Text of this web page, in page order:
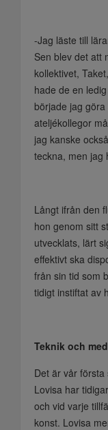
-Jag läste till
Sen blev det att
kollektivet,
hade de en
började jag
ateljékollegor
jag kanske
teckna, men jag
Långt ifrån den
hon genom sitt
utvecklats, lärt
effektivt ska
från sin tid som
tidigt instiftat av
Teknik och
Det är vår
Lovisa har
och vid varje
konst. Lovisa